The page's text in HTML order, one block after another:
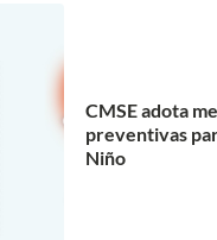
CMSE adota
preventivas
Niño